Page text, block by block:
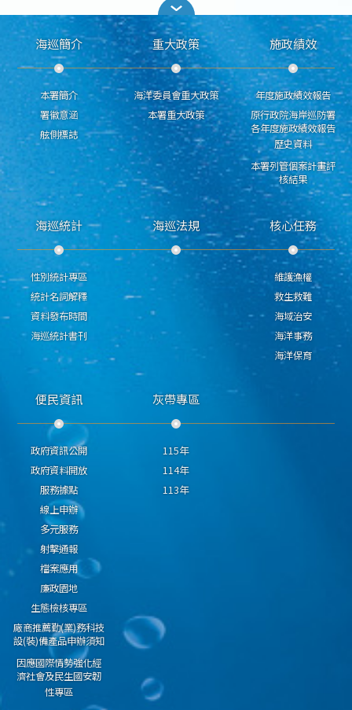
海巡簡介
本署簡介
署徽意涵
舷側標誌
重大政策
海洋委員會重大政策
本署重大政策
施政績效
年度施政績效報告
原行政院海岸巡防署
各年度施政績效報告
歷史資料
本署列管個案計畫評
核結果
海巡統計
性別統計專區
統計名詞解釋
資料發布時間
海巡統計書刊
海巡法規 核心任務
維護漁權
救生救難
海域治安
海洋事務
海洋保育
便民資訊
政府資訊公開
政府資料開放
服務據點
線上申辦
多元服務
射擊通報
檔案應用
廉政園地
生態檢核專區
廠商推薦勤(業)務科技
設(裝)備產品申辦須知
因應國際情勢強化經
濟社會及民生國安韌
性專區
灰帶專區
115年
114年
113年